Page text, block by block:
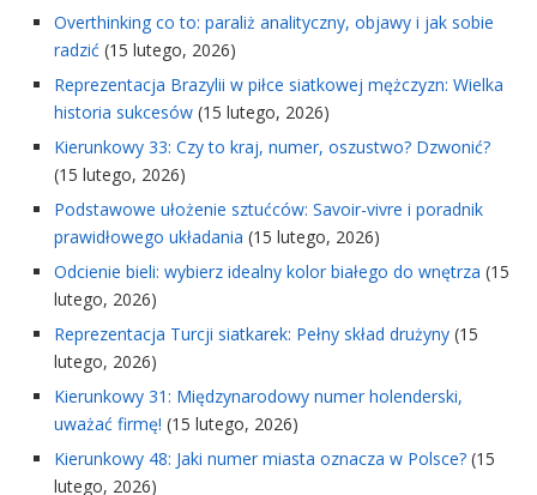
Overthinking co to: paraliż analityczny, objawy i jak sobie
radzić (15 lutego, 2026)
Reprezentacja Brazylii w piłce siatkowej mężczyzn: Wielka
historia sukcesów (15 lutego, 2026)
Kierunkowy 33: Czy to kraj, numer, oszustwo? Dzwonić?
(15 lutego, 2026)
Podstawowe ułożenie sztućców: Savoir-vivre i poradnik
prawidłowego układania (15 lutego, 2026)
Odcienie bieli: wybierz idealny kolor białego do wnętrza (15
lutego, 2026)
Reprezentacja Turcji siatkarek: Pełny skład drużyny (15
lutego, 2026)
Kierunkowy 31: Międzynarodowy numer holenderski,
uważać firmę! (15 lutego, 2026)
Kierunkowy 48: Jaki numer miasta oznacza w Polsce? (15
lutego, 2026)